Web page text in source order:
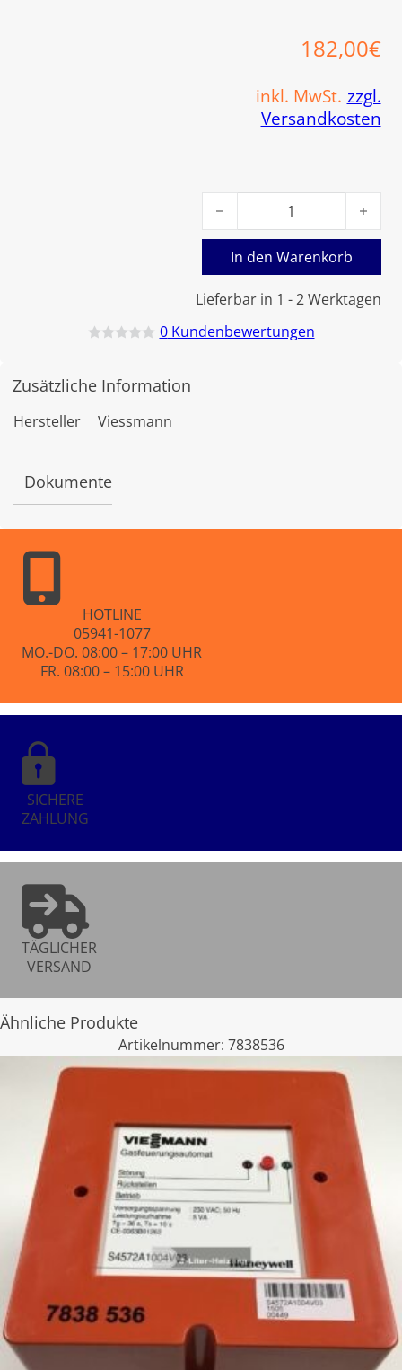
182,00€
inkl. MwSt. zzgl.
Versandkosten
Lieferbar in 1 - 2 Werktagen
Viessmann Flammrohr 1,0
In den Warenkorb
e
t
v
0Kundenbewertungen
Zusätzliche Information
Hersteller Viessmann
Dokumente
HOTLINE
05941-1077
MO.-DO. 08:00 – 17:00 UHR
FR. 08:00 – 15:00 UHR
SICHERE
ZAHLUNG
TÄGLICHER
VERSAND
Ähnliche Produkte
Artikelnummer: 7838536